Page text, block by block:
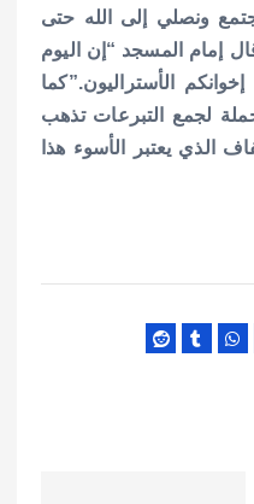
ونصلي إلى الله حتى
إمام المسجد “إن اليوم
الأستراليون.”كما
لجمع التبرعات تذهب
الذي يعتبر الأسوء هذا